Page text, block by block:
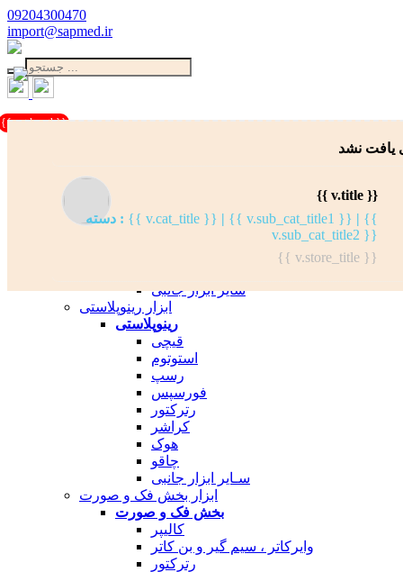
09204300470
import@sapmed.ir
یافت نشد
{{ v.title }}
دسته : {{ v.cat_title }} | {{ v.sub_cat_title1 }} | {{
v.sub_cat_title2 }}
{{ v.store_title }}
{{cart.length}}
کانولای تزریق تامیسنت
کانولای هاروست چربی
سایر ابزار جانبی
ابزار رینوپلاستی
رینوپلاستی
قیچی
استوتوم
رسپ
فورسپس
رترکتور
کراشر
هوک
چاقو
سـایر ابزار جانبی
ابزار بخش فک و صورت
بخش فک و صورت
کالیپر
وایرکاتر ، سیم گیر و بن کاتر
رترکتور